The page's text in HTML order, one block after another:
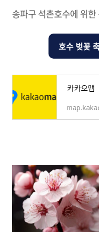
송파구 석촌호수에 위
호수 벚꽃
카카오맵